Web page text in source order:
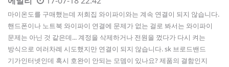
마이온도를 구매했는데 저희집 와이파이와는 계속 연결이 되지 않습니다.
핸드폰이나 노트북 와이파이 연결에 문제가 없는 걸로 봐서는 와이파이
문제는 아닌 것 같은데... 계정을 삭제하거나 전원을 껐다가 다시 켜는
방식으로 여러차례 시도했지만 연결이 되지 않습니다. sk 브로드밴드
기가인터넷인데 혹시 호완이 안되는 모뎀이 있나요? 제품의 결함인지